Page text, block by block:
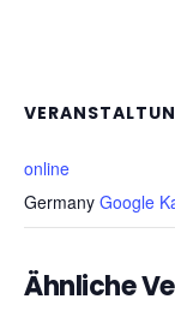
online
Germany Google
Ähnliche